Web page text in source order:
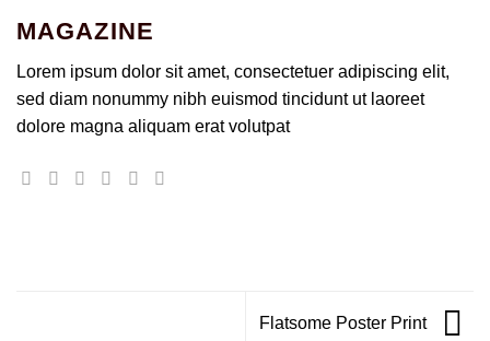
MAGAZINE
Lorem ipsum dolor sit amet, consectetuer adipiscing elit,
sed diam nonummy nibh euismod tincidunt ut laoreet
dolore magna aliquam erat volutpat
Flatsome Poster Print